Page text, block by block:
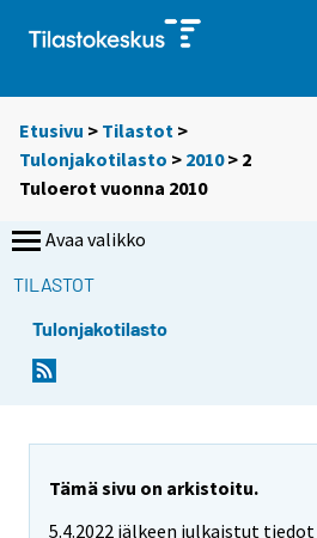
Etusivu > Tilastot >
Tulonjakotilasto > 2010> 2
Tuloerot vuonna 2010
Avaa valikko
TILASTOT
Tulonjakotilasto
Tämä sivu on arkistoitu.
5.4.2022 jälkeen julkaistut